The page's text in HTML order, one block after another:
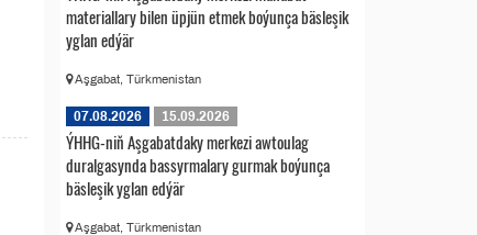
materiallary bilen üpjün etmek boýunça bäsleşik
yglan edýär
Aşgabat, Türkmenistan
07.08.2026 15.09.2026
ÝHHG-niň Aşgabatdaky merkezi awtoulag
duralgasynda bassyrmalary gurmak boýunça
bäsleşik yglan edýär
Aşgabat, Türkmenistan